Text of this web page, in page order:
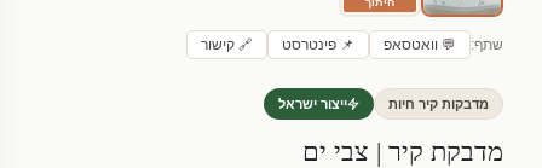
שתף: 💬 וואטסאפ 📌 פינטרסט 🔗 קישור
מדבקות קיר חיות ייצור ישראל
מדבקת קיר | צבי ים